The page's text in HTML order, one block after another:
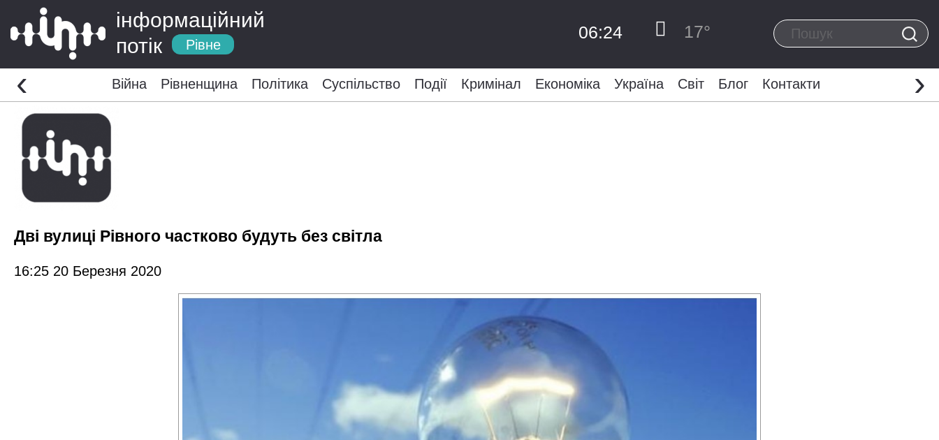
інформаційний
потік
Рівне
06:24 17°
Війна Рівненщина Політика Суспільство Події Кримінал Економіка Україна Світ Блог Контакти
‹ ›
Дві вулиці Рівного частково будуть без світла
16:25 20 Березня 2020